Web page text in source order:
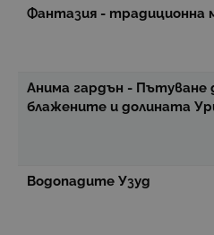
Фантазия - традиционна
Анима гардън - Пътуване
блажените и долината
Водопадите Узуд